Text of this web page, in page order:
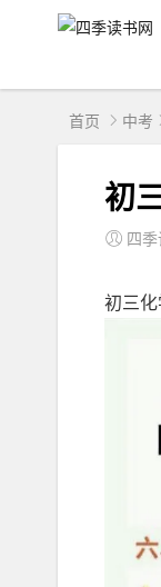
首页 中考
初
四
初三